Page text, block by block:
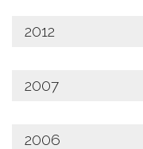
2012
2007
2006